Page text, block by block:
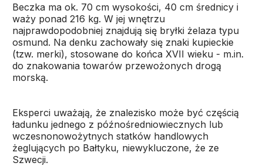
Beczka ma ok. 70 cm wysokości, 40 cm średnicy i
waży ponad 216 kg. W jej wnętrzu
najprawdopodobniej znajdują się bryłki żelaza typu
osmund. Na denku zachowały się znaki kupieckie
(tzw. merki), stosowane do końca XVII wieku - m.in.
do znakowania towarów przewożonych drogą
morską.
Eksperci uważają, że znalezisko może być częścią
ładunku jednego z późnośredniowiecznych lub
wczesnonowożytnych statków handlowych
żeglujących po Bałtyku, niewykluczone, że ze
Szwecji.